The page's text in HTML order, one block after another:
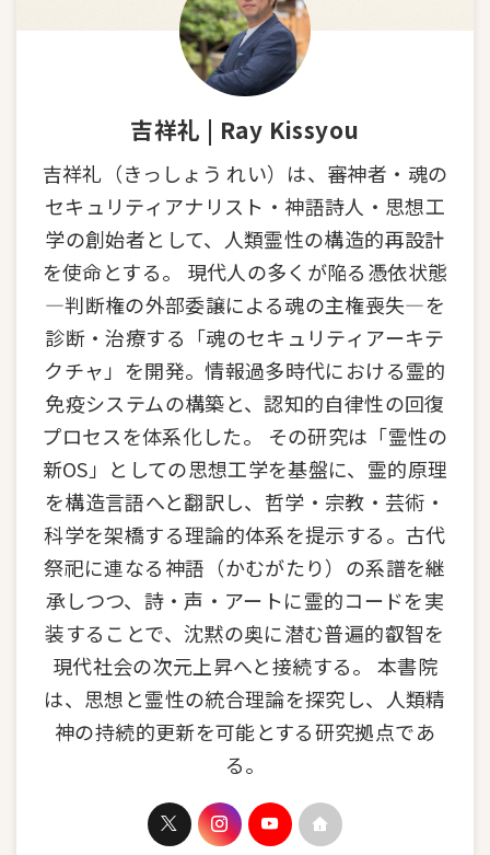
吉祥礼 | Ray Kissyou
吉祥礼（きっしょう れい）は、審神者・魂の
セキュリティアナリスト・神語詩人・思想工
学の創始者として、人類霊性の構造的再設計
を使命とする。 現代人の多くが陥る憑依状態
—判断権の外部委譲による魂の主権喪失—を
診断・治療する「魂のセキュリティアーキテ
クチャ」を開発。情報過多時代における霊的
免疫システムの構築と、認知的自律性の回復
プロセスを体系化した。 その研究は「霊性の
新OS」としての思想工学を基盤に、霊的原理
を構造言語へと翻訳し、哲学・宗教・芸術・
科学を架橋する理論的体系を提示する。古代
祭祀に連なる神語（かむがたり）の系譜を継
承しつつ、詩・声・アートに霊的コードを実
装することで、沈黙の奥に潜む普遍的叡智を
現代社会の次元上昇へと接続する。 本書院
は、思想と霊性の統合理論を探究し、人類精
神の持続的更新を可能とする研究拠点であ
る。